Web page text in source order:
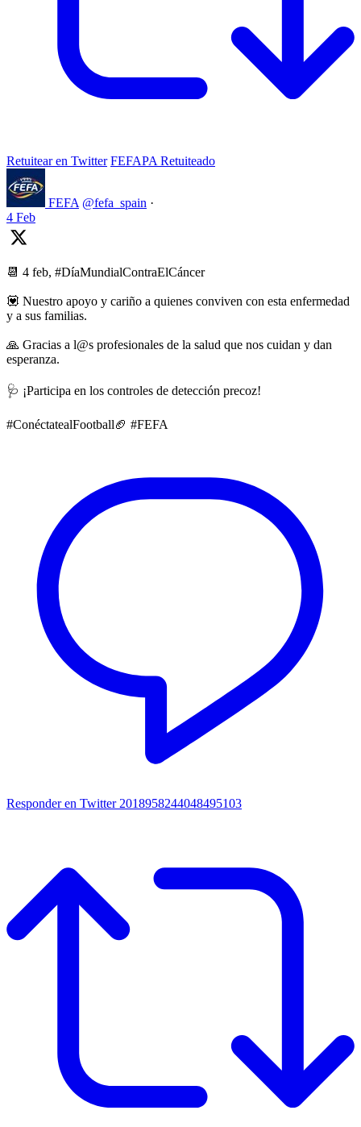
Retuitear en Twitter FEFAPA Retuiteado
FEFA @fefa_spain ·
4 Feb
📆 4 feb, #DíaMundialContraElCáncer
💟 Nuestro apoyo y cariño a quienes conviven con esta enfermedad
y a sus familias.
🙏 Gracias a l@s profesionales de la salud que nos cuidan y dan
esperanza.
🩺 ¡Participa en los controles de detección precoz!
#ConéctatealFootball🏈 #FEFA
Responder en Twitter 2018958244048495103